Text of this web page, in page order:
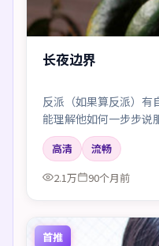
长夜边界
反派（如果算反派）有
能理解他如何一步步说
高清
流畅
2.1万
90个月前
首推